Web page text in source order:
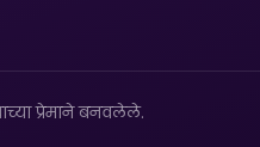
प्रेमाने बनवलेले.